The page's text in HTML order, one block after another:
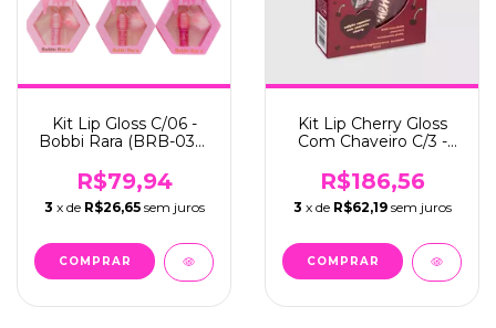
Kit Lip Gloss C/06 -
Bobbi Rara (BRB-037-
R$79,94
3 x de R$26,65 sem juros
Kit Lip Cherry Gloss
Com Chaveiro C/3 -
R$186,56
3 x de R$62,19 sem juros